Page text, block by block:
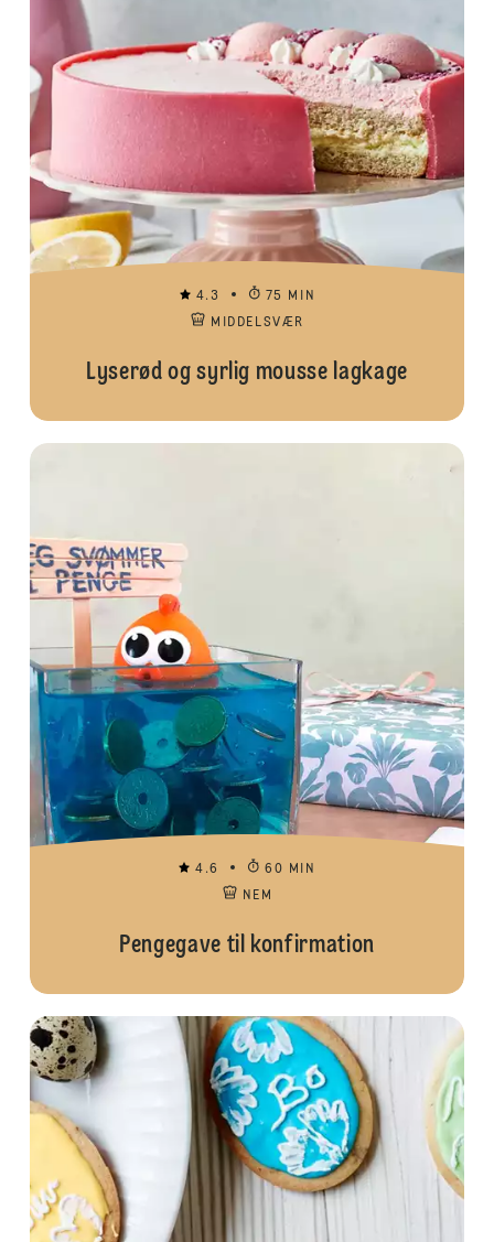
4.3
75 MIN
MIDDELSVÆR
Lyserød og syrlig mousse lagkage
4.6
60 MIN
NEM
Pengegave til konfirmation